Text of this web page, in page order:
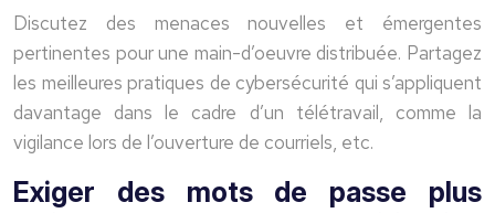
Discutez des menaces nouvelles et émergentes
pertinentes pour une main-d’oeuvre distribuée. Partagez
les meilleures pratiques de cybersécurité qui s’appliquent
davantage dans le cadre d’un télétravail, comme la
vigilance lors de l’ouverture de courriels, etc.
Exiger des mots de passe plus